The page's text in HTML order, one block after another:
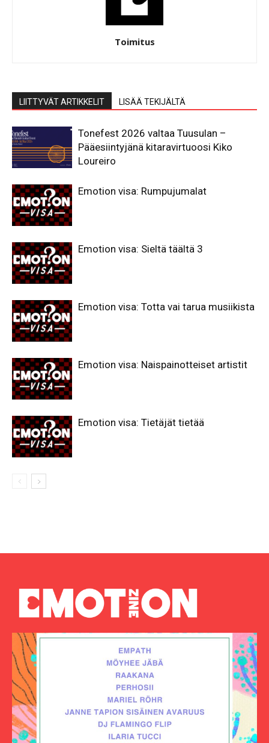
Toimitus
LIITTYVÄT ARTIKKELIT LISÄÄ TEKIJÄLTÄ
Tonefest 2026 valtaa Tuusulan –
Pääesiintyjänä kitaravirtuoosi Kiko
Loureiro
Emotion visa: Rumpujumalat
Emotion visa: Sieltä täältä 3
Emotion visa: Totta vai tarua musiikista
Emotion visa: Naispainotteiset artistit
Emotion visa: Tietäjät tietää